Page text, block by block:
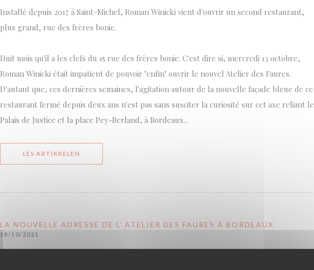
Installé depuis 2017 à Saint-Michel, Roman Winicki vient d'ouvrir un second restaurant,
plus grand, rue des frères bonie.
Huit mois qu'il a les clefs du 15 rue des frères bonie. C'est dire si, mercredi 13 octobre,
Roman Winicki était impatient de pouvoir "enfin" ouvrir le nouvel Atelier des Faures.
D'autant que, ces dernières semaines, l'agitation autour de la nouvelle façade bleue de ce
restaurant fermé depuis deux ans n'est pas sans susciter la curiosité sur cet axe reliant le
Palais de Justice et la place Pey-Berland, à Bordeaux...
LES ARTIKKELEN
LA NOUVELLE ADRESSE DE L’ ATELIER DES FAURES À BORDEAUX
18/10/2021